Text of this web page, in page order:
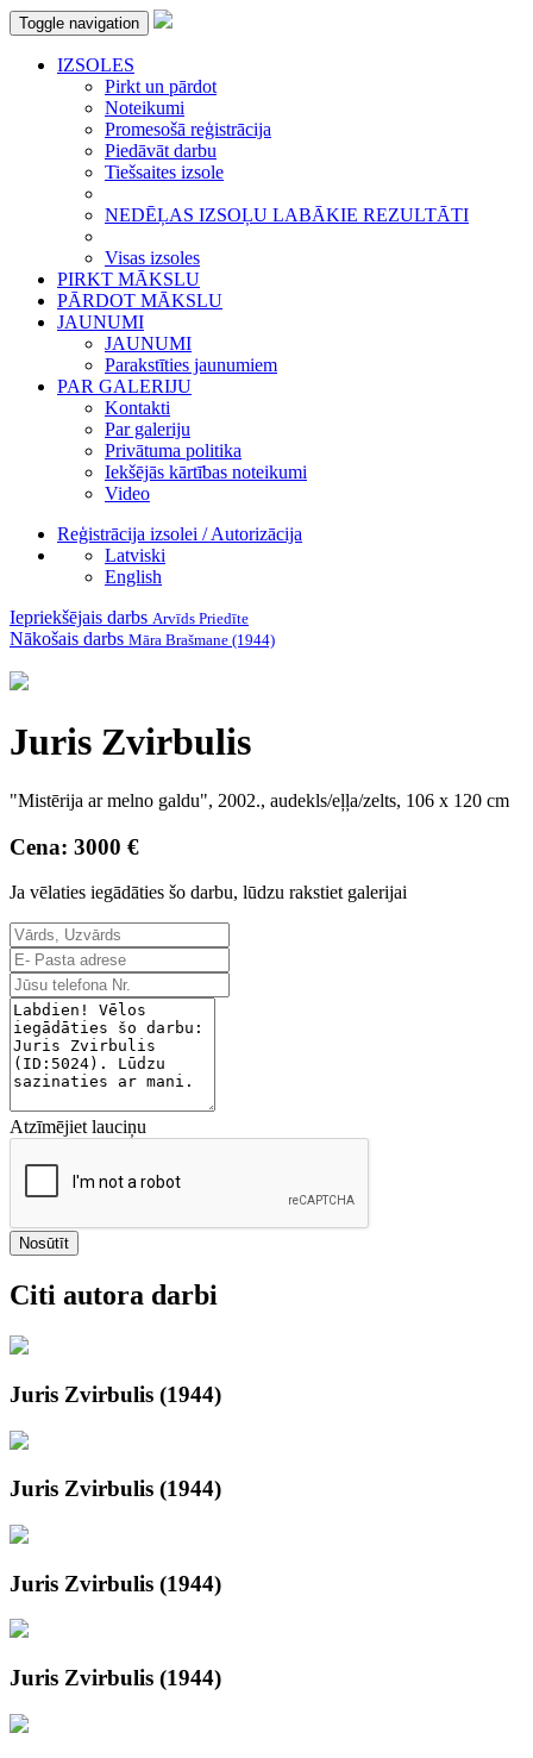
Toggle navigation
IZSOLES
Pirkt un pārdot
Noteikumi
Promesošā reģistrācija
Piedāvāt darbu
Tiešsaites izsole
NEDĒĻAS IZSOĻU LABĀKIE REZULTĀTI
Visas izsoles
PIRKT MĀKSLU
PĀRDOT MĀKSLU
JAUNUMI
JAUNUMI
Parakstīties jaunumiem
PAR GALERIJU
Kontakti
Par galeriju
Privātuma politika
Iekšējās kārtības noteikumi
Video
Reģistrācija izsolei / Autorizācija
Latviski
English
Iepriekšējais darbs Arvīds Priedīte
Nākošais darbs Māra Brašmane (1944)
Juris Zvirbulis
"Mistērija ar melno galdu", 2002., audekls/eļļa/zelts, 106 x 120 cm
Cena: 3000 €
Ja vēlaties iegādāties šo darbu, lūdzu rakstiet galerijai
Atzīmējiet lauciņu
Nosūtīt
Citi autora darbi
Juris Zvirbulis (1944)
Juris Zvirbulis (1944)
Juris Zvirbulis (1944)
Juris Zvirbulis (1944)